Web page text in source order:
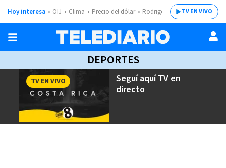
Hoy interesa OIJ Clima Precio del dólar Rodrigo ChavesTV EN VIVO
DEPORTES
Seguí aquíTV en
directo
TV EN VIVO